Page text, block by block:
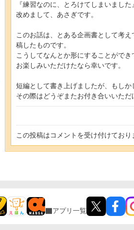
『練習なのに、とろけてしまいまし
改めまして、あさぎです。
このお話は、とある企画書として考
稿したものです。
こうしてなんとか形にすることができ
お楽しみいただけたなら幸いです。
短編として書き上げましたが、もしか
その際はどうぞまたお付き合いいただ
この投稿はコメントを受け付けており
アプリ一覧